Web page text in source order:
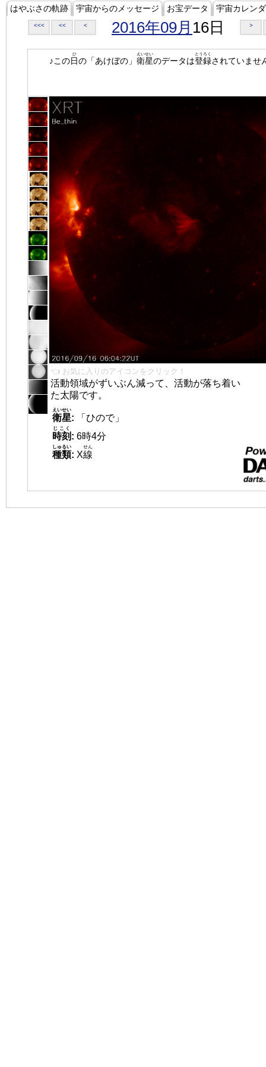
はやぶさの軌跡 宇宙からのメッセージ お宝データ 宇宙カレン
<<< << < 2016年09月 16日 >
♪この日
ひ
の「あけぼの」 衛星
えいせい
のデータは登録
とうろく
されていませ
👈 お気に入りのアイコンをクリック！
活動領域がずいぶん減って、活動が落ち着い
た太陽です。
衛星
えいせい
:
「ひので」
時刻
じこく
: 6時4分
種類
しゅるい
: X線
せん